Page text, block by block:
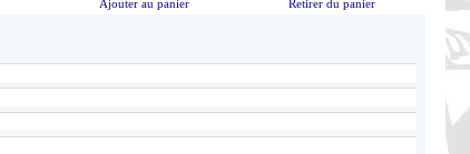
Ajouter au panier Retirer du panier